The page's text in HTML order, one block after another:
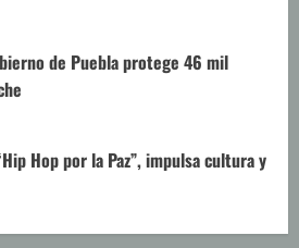
de Puebla protege 46 mil
Hop por la Paz”, impulsa cultura y